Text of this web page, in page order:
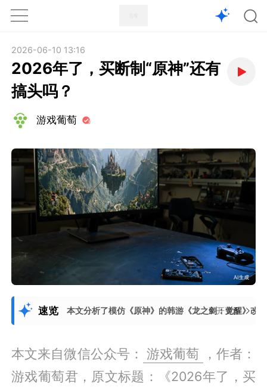
1X
2026-06-10 13:16
2026年了，买断制“原神”还有
搞头吗？
游戏葡萄
速览 本文分析了模仿《原神》的韩游《龙之剑：觉醒》改
展开更多
本文来自微信公众号： 游戏葡萄
，作者：
游戏葡萄君，原文标题：《2026年了，买